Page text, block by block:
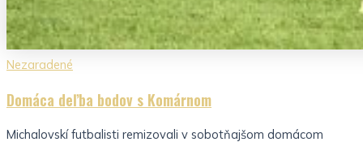
Nezaradené
Domáca deľba bodov s Komárnom
Michalovskí futbalisti remizovali v sobotňajšom domácom